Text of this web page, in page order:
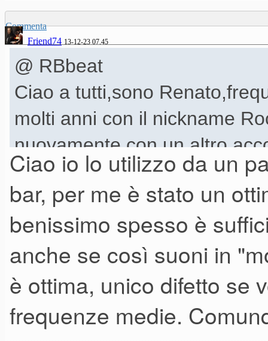
Commenta
Friend74 13-12-23 07.45
@ RBbeat
Ciao a tutti,sono
molti anni con il nickname
nuovamente con un altro
non riesco piu' ad entrare
dei pareri su questo
voi ha avuto modo di
potuto ascoltarlo durante un
matrimonio e nell'altra
sposi,c'era un DJ e
rimasto veramente colpito
Ciao io lo utilizzo da un
bar, per me è stato un
benissimo spesso è
anche se così suoni in
è ottima, unico difetto se
frequenze medie.